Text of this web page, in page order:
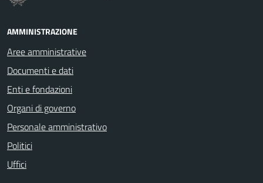
AMMINISTRAZIONE
Aree amministrative
Documenti e dati
Enti e fondazioni
Organi di governo
Personale amministrativo
Politici
Uffici